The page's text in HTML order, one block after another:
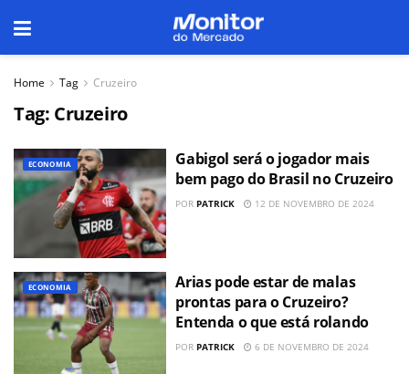
Home Tag Cruzeiro
Tag: Cruzeiro
ECONOMIA
Gabigol será o jogador mais
bem pago do Brasil no Cruzeiro
POR PATRICK 12 DE NOVEMBRO DE 2024
ECONOMIA
Arias pode estar de malas
prontas para o Cruzeiro?
Entenda o que está rolando
POR PATRICK 6 DE NOVEMBRO DE 2024